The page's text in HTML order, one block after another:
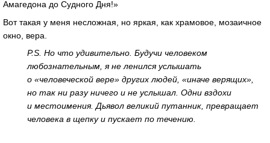
Амагедона до Судного Дня!»
Вот такая у меня несложная, но яркая, как храмовое, мозаичное
окно, вера.
P.S. Но что удивительно. Будучи человеком
любознательным, я не ленился услышать
о «человеческой вере» других людей, «иначе верящих»,
но так ни разу ничего и не услышал. Одни вздохи
и местоимения. Дьявол великий путанник, превращает
человека в щепку и пускает по течению.